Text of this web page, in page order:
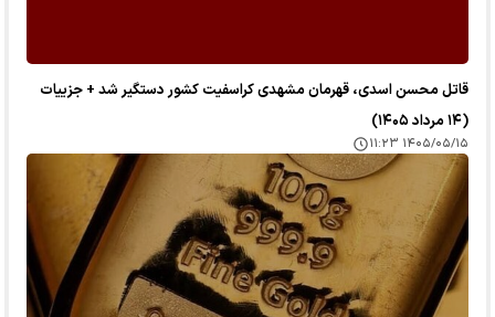
قاتل محسن اسدی، قهرمان مشهدی کراسفیت کشور دستگیر شد + جزییات
(۱۴ مرداد ۱۴۰۵)
۱۴۰۵/۰۵/۱۵ ۱۱:۲۳